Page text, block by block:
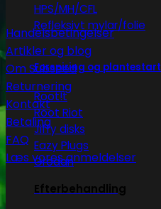
HPS/MH/CFL
Refleksivt mylar/folie
Forspiring og plantestart
Root!t
Root Riot
Jiffy disks
Eazy Plugs
Grodan
Efterbehandling
Handelsbetingelser
Artikler og blog
Om Subseed
Returnering
Kontakt
Betaling
FAQ
Læs vores anmeldelser